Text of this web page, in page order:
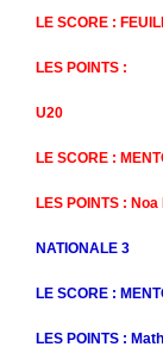
LE SCORE :
LES POINTS :
U20
LE SCORE :
LES POINTS :
NATIONALE 3
LE SCORE :
LES POINTS :